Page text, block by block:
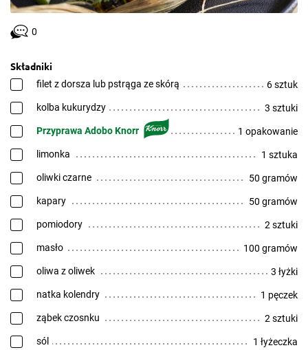
0
Składniki
filet z dorsza lub pstrąga ze skórą 6 sztuk
kolba kukurydzy 3 sztuki
Przyprawa Adobo Knorr 1 opakowanie
limonka 1 sztuka
oliwki czarne 50 gramów
kapary 50 gramów
pomiodory 2 sztuki
masło 100 gramów
oliwa z oliwek 3 łyżki
natka kolendry 1 pęczek
ząbek czosnku 2 sztuki
sól 1 łyżeczka